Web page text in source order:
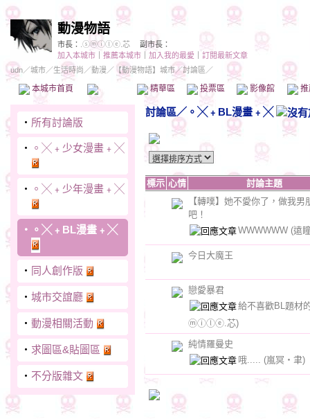
動漫物語
市長： .ⓢⓜⓘⓛⓔ.芯
副市長：
加入本城市
推薦本城市 加入我的最愛
訂閱最新文章
udn／城市／生活時尚 ／動漫 ／ 【動漫物語】城市／討論區／
本城市首頁 精華區 投票區 影像館
‧ 所有討論版
‧ 。╳﹢少女漫畫﹢╳
‧ 。╳﹢少年漫畫﹢╳
‧ 。╳﹢BL漫畫﹢╳
‧ 同人創作版
‧ 城市交誼廳
‧ 動漫相關活動
‧ 求圖區&貼圖區
‧ 不分版雜文
討論區／ 。╳﹢BL漫畫﹢╳
標示 心情
討論主題
【轉噗】她不愛你了，做我男
吧！
WWWWWW (遠
今日大魔王
戀愛暴君
給不喜歡BL題材
ⓜⓘⓛⓔ.芯)
純情羅曼史
哦..... (嵐冥‧聿)